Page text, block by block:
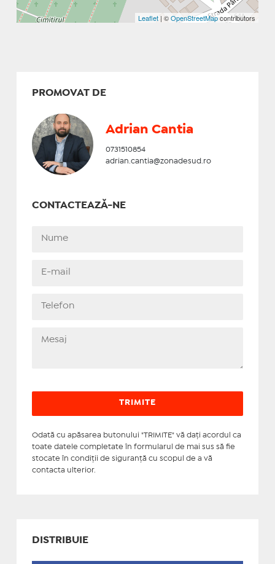
Leaflet | ©OpenStreetMapcontributors
PROMOVAT DE
Adrian Cantia
0731510854
adrian.cantia@zonadesud.ro
CONTACTEAZĂ-NE
Odată cu apăsarea butonului "TRIMITE" vă daţi acordul ca
toate datele completate în formularul de mai sus să fie
stocate în condiţii de siguranţă cu scopul de a vă
contacta ulterior.
DISTRIBUIE